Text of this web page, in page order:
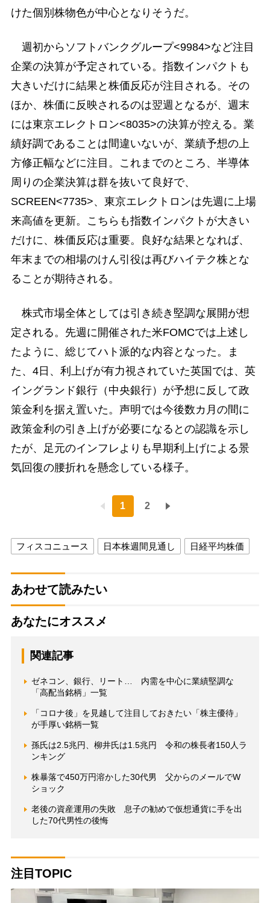
けた個別株物色が中心となりそうだ。
週初からソフトバンクグループ<9984>など注目
企業の決算が予定されている。指数インパクトも
大きいだけに結果と株価反応が注目される。その
ほか、株価に反映されるのは翌週となるが、週末
には東京エレクトロン<8035>の決算が控える。業
績好調であることは間違いないが、業績予想の上
方修正幅などに注目。これまでのところ、半導体
周りの企業決算は群を抜いて良好で、
SCREEN<7735>、東京エレクトロンは先週に上場
来高値を更新。こちらも指数インパクトが大きい
だけに、株価反応は重要。良好な結果となれば、
年末までの相場のけん引役は再びハイテク株とな
ることが期待される。
株式市場全体としては引き続き堅調な展開が想
定される。先週に開催された米FOMCでは上述し
たように、総じてハト派的な内容となった。ま
た、4日、利上げが有力視されていた英国では、英
イングランド銀行（中央銀行）が予想に反して政
策金利を据え置いた。声明では今後数カ月の間に
政策金利の引き上げが必要になるとの認識を示し
たが、足元のインフレよりも早期利上げによる景
気回復の腰折れを懸念している様子。
1 2
フィスコニュース 日本株週間見通し 日経平均株価
あわせて読みたい
あなたにオススメ
関連記事
ゼネコン、銀行、リート… 内需を中心に業績堅調な
「高配当銘柄」一覧
「コロナ後」を見越して注目しておきたい「株主優待」
が手厚い銘柄一覧
孫氏は2.5兆円、柳井氏は1.5兆円 令和の株長者150人ラ
ンキング
株暴落で450万円溶かした30代男 父からのメールでW
ショック
老後の資産運用の失敗 息子の勧めで仮想通貨に手を出
した70代男性の後悔
注目TOPIC